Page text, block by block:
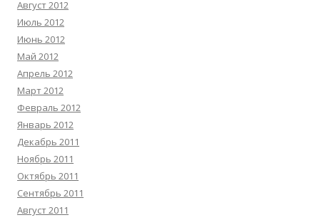
Август 2012
Июль 2012
Июнь 2012
Май 2012
Апрель 2012
Март 2012
Февраль 2012
Январь 2012
Декабрь 2011
Ноябрь 2011
Октябрь 2011
Сентябрь 2011
Август 2011